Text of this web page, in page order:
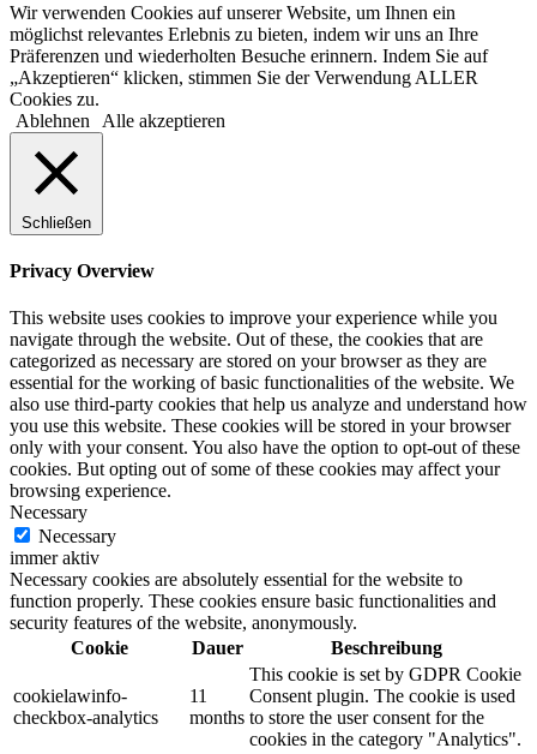
Wir verwenden Cookies auf unserer Website, um Ihnen ein
möglichst relevantes Erlebnis zu bieten, indem wir uns an Ihre
Präferenzen und wiederholten Besuche erinnern. Indem Sie auf
„Akzeptieren“ klicken, stimmen Sie der Verwendung ALLER
Cookies zu.
Ablehnen
Alle akzeptieren
Schließen
Privacy Overview
This website uses cookies to improve your experience while you
navigate through the website. Out of these, the cookies that are
categorized as necessary are stored on your browser as they are
essential for the working of basic functionalities of the website. We
also use third-party cookies that help us analyze and understand how
you use this website. These cookies will be stored in your browser
only with your consent. You also have the option to opt-out of these
cookies. But opting out of some of these cookies may affect your
browsing experience.
Necessary
Necessary
immer aktiv
Necessary cookies are absolutely essential for the website to
function properly. These cookies ensure basic functionalities and
security features of the website, anonymously.
Cookie
Dauer Beschreibung
cookielawinfo-
checkbox-analytics
11
months
This cookie is set by GDPR Cookie
Consent plugin. The cookie is used
to store the user consent for the
cookies in the category "Analytics".